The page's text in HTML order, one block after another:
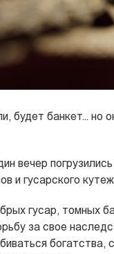
будет банкет... но
вечер
и гусарского
гусар, томных
за свое
богатства,